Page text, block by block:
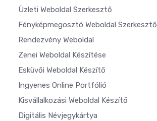
Üzleti Weboldal Szerkesztő
Fényképmegosztó Weboldal Szerkesztő
Rendezvény Weboldal
Zenei Weboldal Készítése
Esküvői Weboldal Készítő
Ingyenes Online Portfólió
Kisvállalkozási Weboldal Készítő
Digitális Névjegykártya